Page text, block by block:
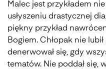
Malec jest przykładem
usłyszeniu drastycznej
piękny przykład
Bogiem. Chłopak nie
denerwował się, gdy
tematów. Nie poddał się,